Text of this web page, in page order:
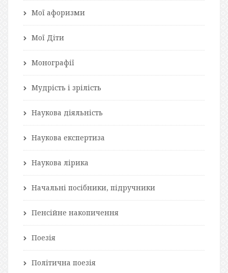
Мої афоризми
Мої Діти
Монографії
Мудрість і зрілість
Наукова діяльність
Наукова експертиза
Наукова лірика
Начальні посібники, підручники
Пенсійне накопичення
Поезія
Політична поезія